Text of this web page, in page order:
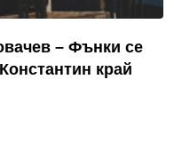
– Фънки се
край